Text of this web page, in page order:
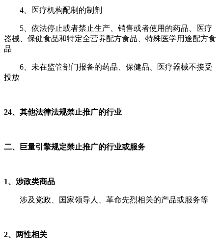
4、医疗机构配制的制剂
5、依法停止或者禁止生产、销售或者使用的药品、医疗
器械、保健食品和特定全营养配方食品、特殊医学用途配方食
品
6、未在监管部门报备的药品、保健品、医疗器械不接受
投放
24、其他法律法规禁止推广的行业
二、巨量引擎规定禁止推广的行业或服务
1、涉政类商品
涉及党政、国家领导人、革命先烈相关的产品或服务等
2、两性相关